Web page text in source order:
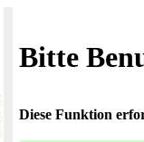
Bitte
Diese Funktion